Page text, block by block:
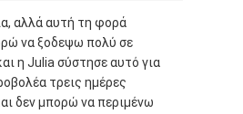
αλλά αυτή τη φορά
να ξοδεψω πολύ σε
η Julia σύστησε αυτό για
τρεις ημέρες
δεν μπορώ να περιμένω